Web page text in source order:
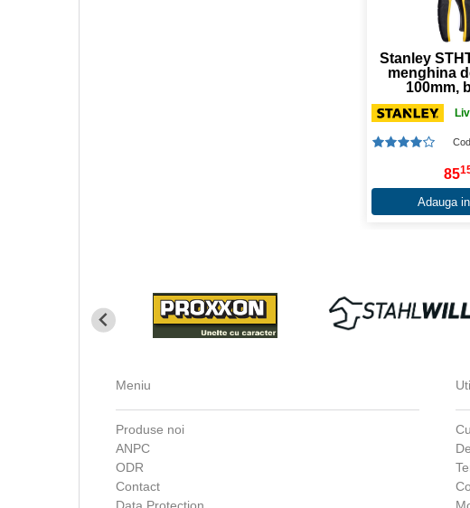
Stanley
menghina
100mm,
85
Adauga
Meniu
Produse noi
ANPC
ODR
Contact